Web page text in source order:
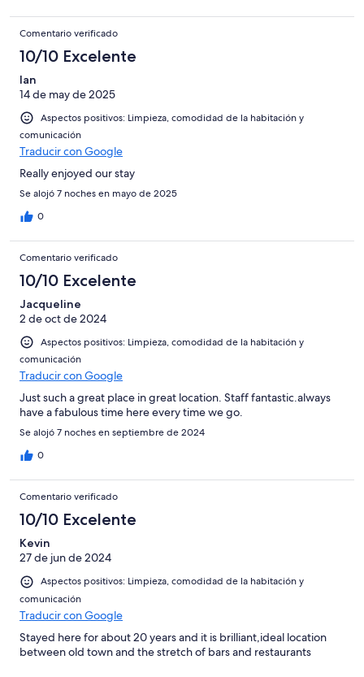
Comentario verificado
10/10 Excelente
Ian
14 de may de 2025
Aspectos positivos: Limpieza, comodidad de la habitación y
comunicación
Traducir con Google
Really enjoyed our stay
Se alojó 7 noches en mayo de 2025
0
Comentario verificado
10/10 Excelente
Jacqueline
2 de oct de 2024
Aspectos positivos: Limpieza, comodidad de la habitación y
comunicación
Traducir con Google
Just such a great place in great location. Staff fantastic.always
have a fabulous time here every time we go.
Se alojó 7 noches en septiembre de 2024
0
Comentario verificado
10/10 Excelente
Kevin
27 de jun de 2024
Aspectos positivos: Limpieza, comodidad de la habitación y
comunicación
Traducir con Google
Stayed here for about 20 years and it is brilliant,ideal location
between old town and the stretch of bars and restaurants